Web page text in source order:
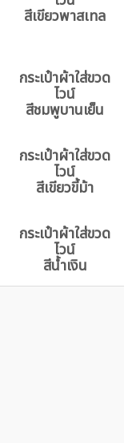
สีเขียวพาสเทล
กระเป๋าผ้าใส่ขวด
ไวน์
สีชมพูบานเย็น
กระเป๋าผ้าใส่ขวด
ไวน์
สีเขียวขี้ม้า
กระเป๋าผ้าใส่ขวด
ไวน์
สีน้ำเงิน